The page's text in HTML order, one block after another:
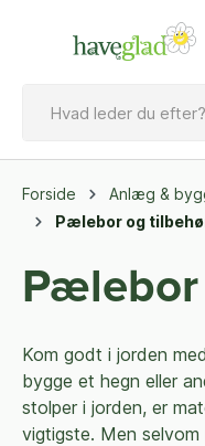
Forside Anlæg &
Pælebor og
Kom godt i jorden
bygge et hegn eller
stolper i jorden, er
vigtigste. Men